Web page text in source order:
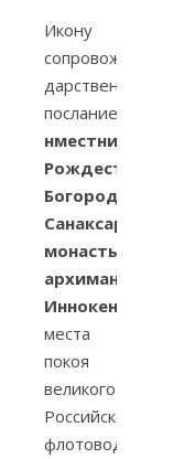
Икону
сопровождало
дарственное
послание
нместника
Рождество-
Богородичного
Санаксарского
монастыря,
архимандрита
Иннокентия
места
покоя
великого
Российского
флотоводца